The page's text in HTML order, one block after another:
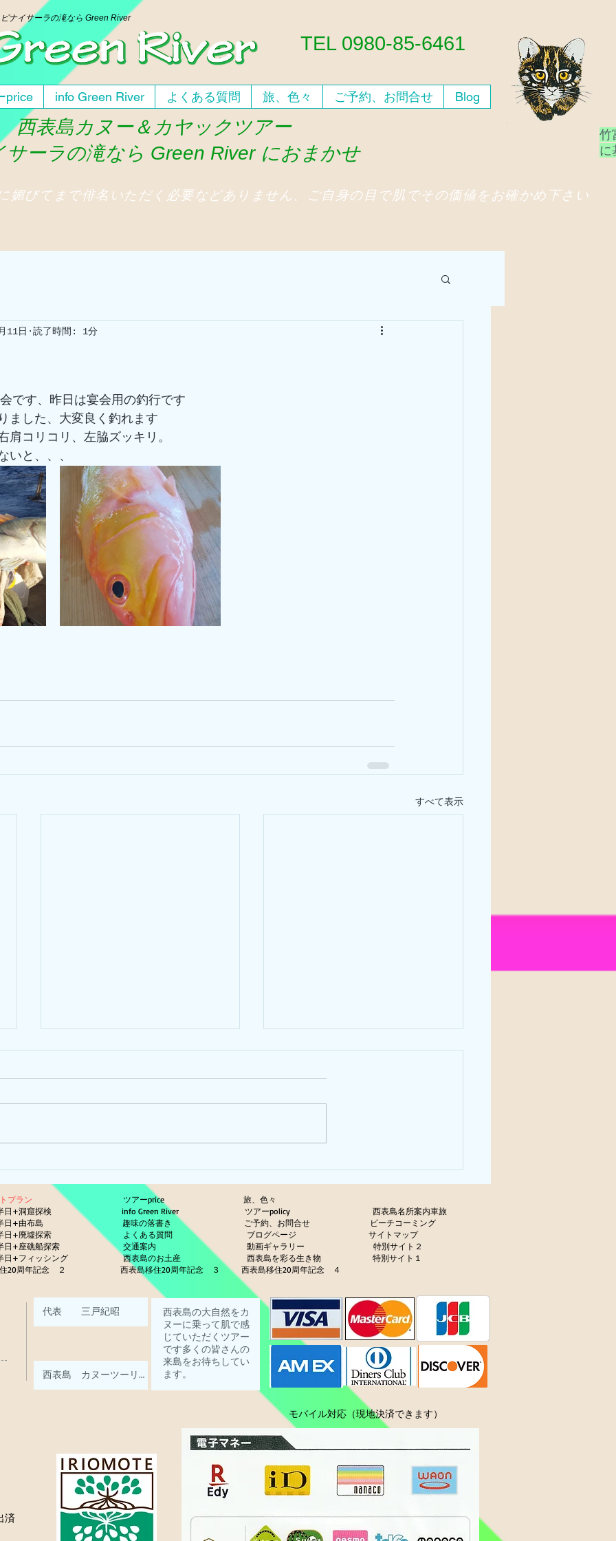
​TEL 0980-85-6461
ピナイサーラの滝なら Green River
price info Green River よくある質問 旅、色々 ご予約、お問合せ Blog
西表島カヌー＆カヤックツアー
サーラの滝なら Green River におまかせ
竹
に
びてまで俳名いただく必要などありません、ご自身の目で肌でその価値をお確かめ下さい
11日 読了時間: 1分
です、昨日は宴会用の釣行です
ました、大変良く釣れます
肩コリコリ、左脇ズッキリ。
いと、、、
すべて表示
ピナイ半日+釣りツアー
ひまわり、
プラン ツアーprice
旅、色々
日+洞窟探検
info Green River ツアーpolicy 西表島名所案内車旅
日+由布島
趣味の落書き ご予約、お問合せ
ビーチコーミング
日+廃墟探索
よくある質問 ブログページ
サイトマップ
日+座礁船探索
交通案内 動画ギャラリー 特別サイト２
日+フィッシング
西表島のお土産 西表島を彩る生き物
特別サイト１
20周年記念 ２
西表島移住20周年記念 ３ 西表島移住20周年記念 ４
済
モバイル対応（現地決済できます）